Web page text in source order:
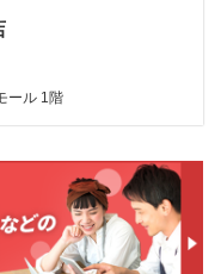
ール 1階